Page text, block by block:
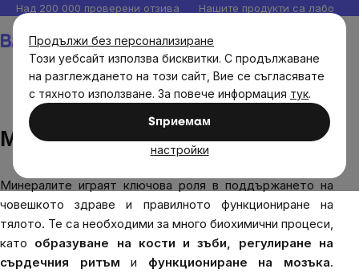
Продължи без персонализиране
Този уебсайт използва бисквитки. С продължаване
на разглеждането на този сайт, Вие се съгласявате
с тяхното използване. За повече информация тук.
Sпpиeмaм
настройки
Прескочи
към
съдържанието
Над 200 000 проверени отзива Нашите продукти са
Минерали
Минералите играят ключова роля в поддържането на
човешкото здраве и правилното функциониране на
тялото. Те са необходими за много биохимични процеси,
като образуване на кости и зъби, регулиране на
сърдечния ритъм и функциониране на мозъка.